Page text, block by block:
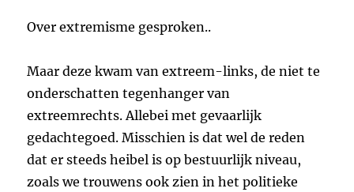
Over extremisme gesproken..
Maar deze kwam van extreem-links, de niet te
onderschatten tegenhanger van
extreemrechts. Allebei met gevaarlijk
gedachtegoed. Misschien is dat wel de reden
dat er steeds heibel is op bestuurlijk niveau,
zoals we trouwens ook zien in het politieke